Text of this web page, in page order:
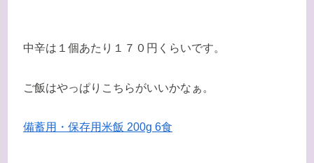
中辛は１個あたり１７０円くらいです。
ご飯はやっぱりこちらがいいかなぁ。
備蓄用・保存用米飯 200g 6食